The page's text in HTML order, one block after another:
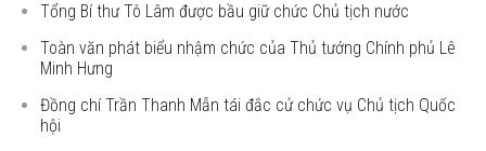
Tổng Bí thư Tô Lâm được bầu giữ chức Chủ tịch nước
Toàn văn phát biểu nhậm chức của Thủ tướng Chính phủ Lê
Minh Hưng
Đồng chí Trần Thanh Mẫn tái đắc cử chức vụ Chủ tịch Quốc
hội